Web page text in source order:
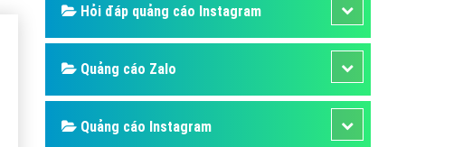
Hỏi đáp quảng cáo Online
Hỏi đáp quảng cáo Skype
Hỏi đáp Domain & Hosting
Quảng cáo Youtube
Hỏi đáp quảng cáo Instagram
Quảng cáo Zalo
Quảng cáo Instagram